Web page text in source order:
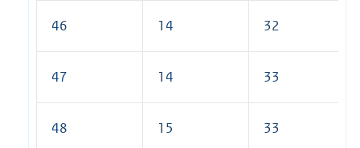
46 14 32
47 14 33
48 15 33